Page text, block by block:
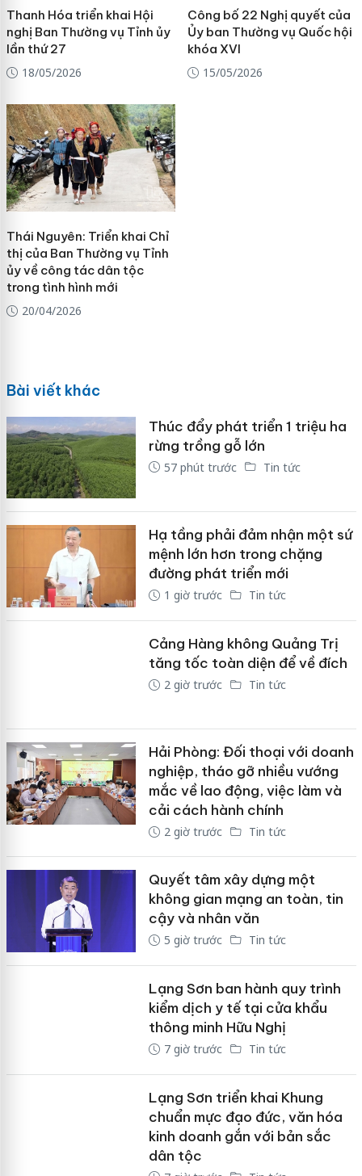
Thanh Hóa triển khai Hội
nghị Ban Thường vụ Tỉnh ủy
lần thứ 27
18/05/2026
Công bố 22 Nghị quyết của
Ủy ban Thường vụ Quốc hội
khóa XVI
15/05/2026
Thái Nguyên: Triển khai Chỉ
thị của Ban Thường vụ Tỉnh
ủy về công tác dân tộc
trong tình hình mới
20/04/2026
Bài viết khác
Thúc đẩy phát triển 1 triệu ha
rừng trồng gỗ lớn
57 phút trước Tin tức
Hạ tầng phải đảm nhận một sứ
mệnh lớn hơn trong chặng
đường phát triển mới
1 giờ trước Tin tức
Cảng Hàng không Quảng Trị
tăng tốc toàn diện để về đích
2 giờ trước Tin tức
Hải Phòng: Đối thoại với doanh
nghiệp, tháo gỡ nhiều vướng
mắc về lao động, việc làm và
cải cách hành chính
2 giờ trước Tin tức
Quyết tâm xây dựng một
không gian mạng an toàn, tin
cậy và nhân văn
5 giờ trước Tin tức
Lạng Sơn ban hành quy trình
kiểm dịch y tế tại cửa khẩu
thông minh Hữu Nghị
7 giờ trước Tin tức
Lạng Sơn triển khai Khung
chuẩn mực đạo đức, văn hóa
kinh doanh gắn với bản sắc
dân tộc